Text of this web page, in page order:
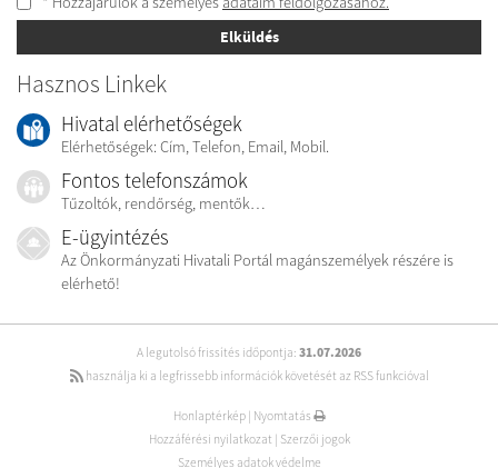
Elküldés
Hasznos Linkek
Hivatal elérhetőségek
Elérhetőségek: Cím, Telefon, Email, Mobil.
Fontos telefonszámok
Tűzoltók, rendőrség, mentők…
E-ügyintézés
Az Önkormányzati Hivatali Portál magánszemélyek részére is
elérhető!
A legutolsó frissítés időpontja: 31.07.2026
használja ki a legfrissebb információk követését az RSS funkcióval
Honlaptérkép| Nyomtatás
Hozzáférési nyilatkozat
Szerzői jogok
Személyes adatok védelme